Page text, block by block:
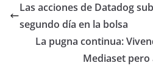
Las acciones de Datadog
segundo día en la bolsa
La pugna continua:
Mediaset pero